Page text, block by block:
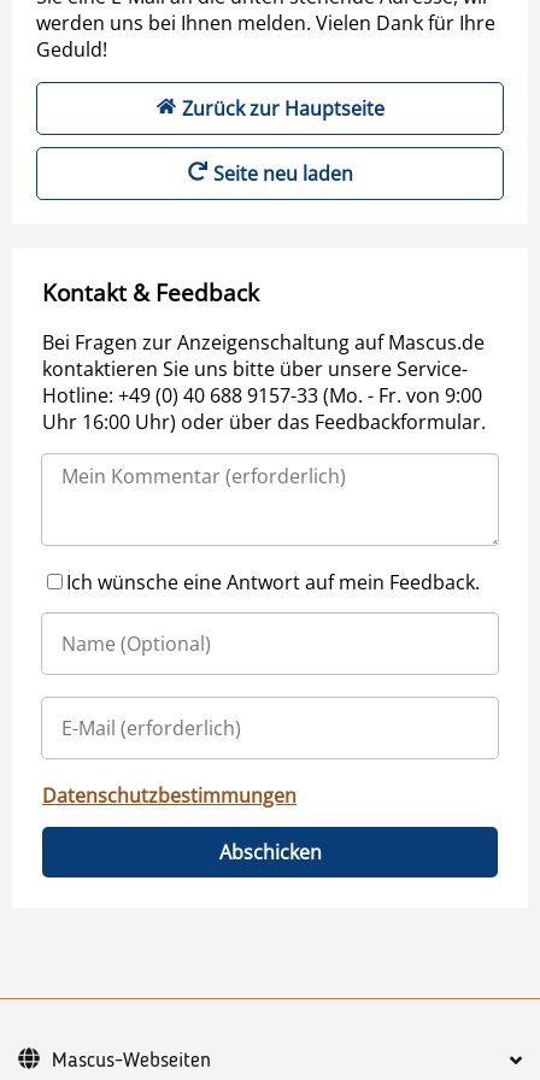
werden uns bei Ihnen melden. Vielen Dank für Ihre
Geduld!
Zurück zur Hauptseite
Seite neu laden
Kontakt & Feedback
Bei Fragen zur Anzeigenschaltung auf Mascus.de
kontaktieren Sie uns bitte über unsere Service-
Hotline: +49 (0) 40 688 9157-33 (Mo. - Fr. von 9:00
Uhr 16:00 Uhr) oder über das Feedbackformular.
Ich wünsche eine Antwort auf mein Feedback.
Datenschutzbestimmungen
Abschicken
Mascus-Webseiten